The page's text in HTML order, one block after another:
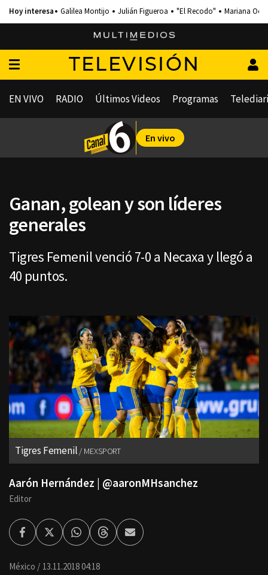
Galilea Montijo Julián Figueroa "El Recodo" Mariana
TELEVISIÓN
EN VIVO RADIO Últimos Videos Programas
En vivo
Ganan, golean y son líderes
generales
Tigres Femenil venció 7-0 a Necaxa y llegó a
40 puntos.
Tigres Femenil MEXSPORT
Aarón Hernández | @aaronMHsanchez
Editor
FacebookTwitterWhatsappThreadsEnviar
por
México 13.11.2018 04:18